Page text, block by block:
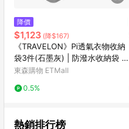
降價
$1,123 (降$167)
《TRAVELON》Pi透氣衣物收納
袋3件(石墨灰) | 防潑水收納袋 旅
行袋 防塵袋 分類袋
東森購物 ETMall
0.5%
熱銷排行榜